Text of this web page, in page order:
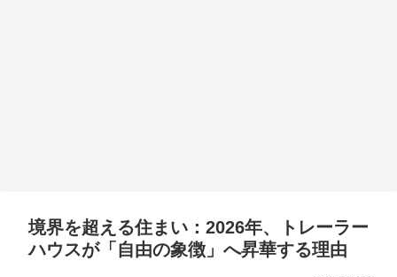
境界を超える住まい：2026年、トレーラー
ハウスが「自由の象徴」へ昇華する理由